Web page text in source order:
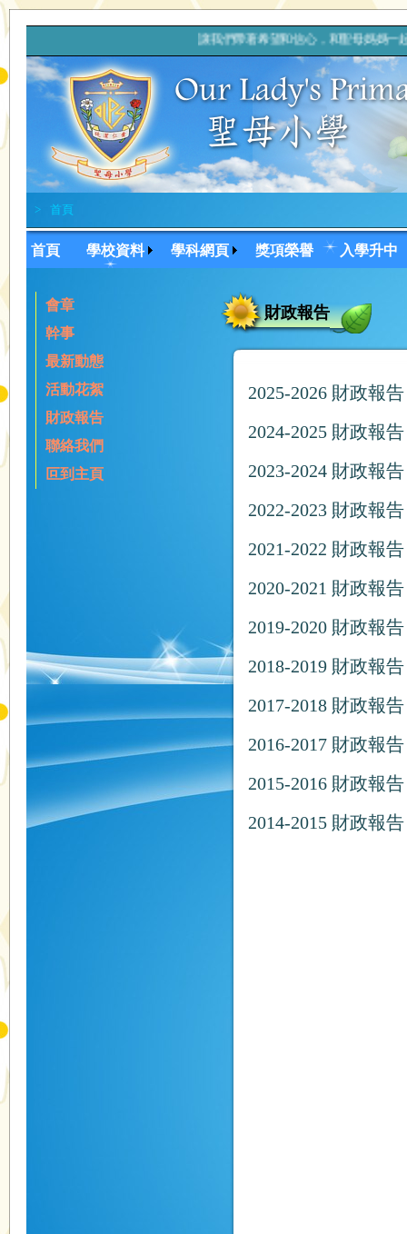
讓我們帶著希望和信心，和聖母
> 首頁
首頁 學校資料 學科網頁 獎項榮譽 入學升中
會章
幹事
最新動態
活動花絮
財政報告
聯絡我們
叵到主頁
財政報告
2025-2026 財政報告
2024-2025 財政報告
2023-2024 財政報告
2022-2023 財政報告
2021-2022 財政報告
2020-2021 財政報告
2019-2020 財政報告
2018-2019 財政報告
2017-2018 財政報告
2016-2017 財政報告
2015-2016 財政報告
2014-2015 財政報告